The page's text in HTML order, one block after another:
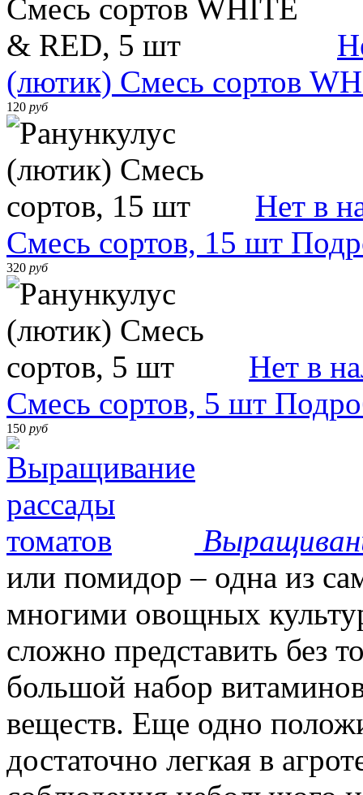
(лютик) Смесь сортов
120 руб
Нет в
Смесь сортов, 15 шт
320 руб
Нет в
Смесь сортов, 5 шт
150 руб
или помидор – одна из
многими овощных
сложно представить без
большой набор
веществ. Еще одно
достаточно легкая в